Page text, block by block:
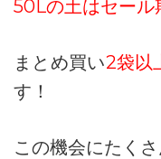
50Lの土はセール
まとめ買い2袋以
す！
この機会にたく